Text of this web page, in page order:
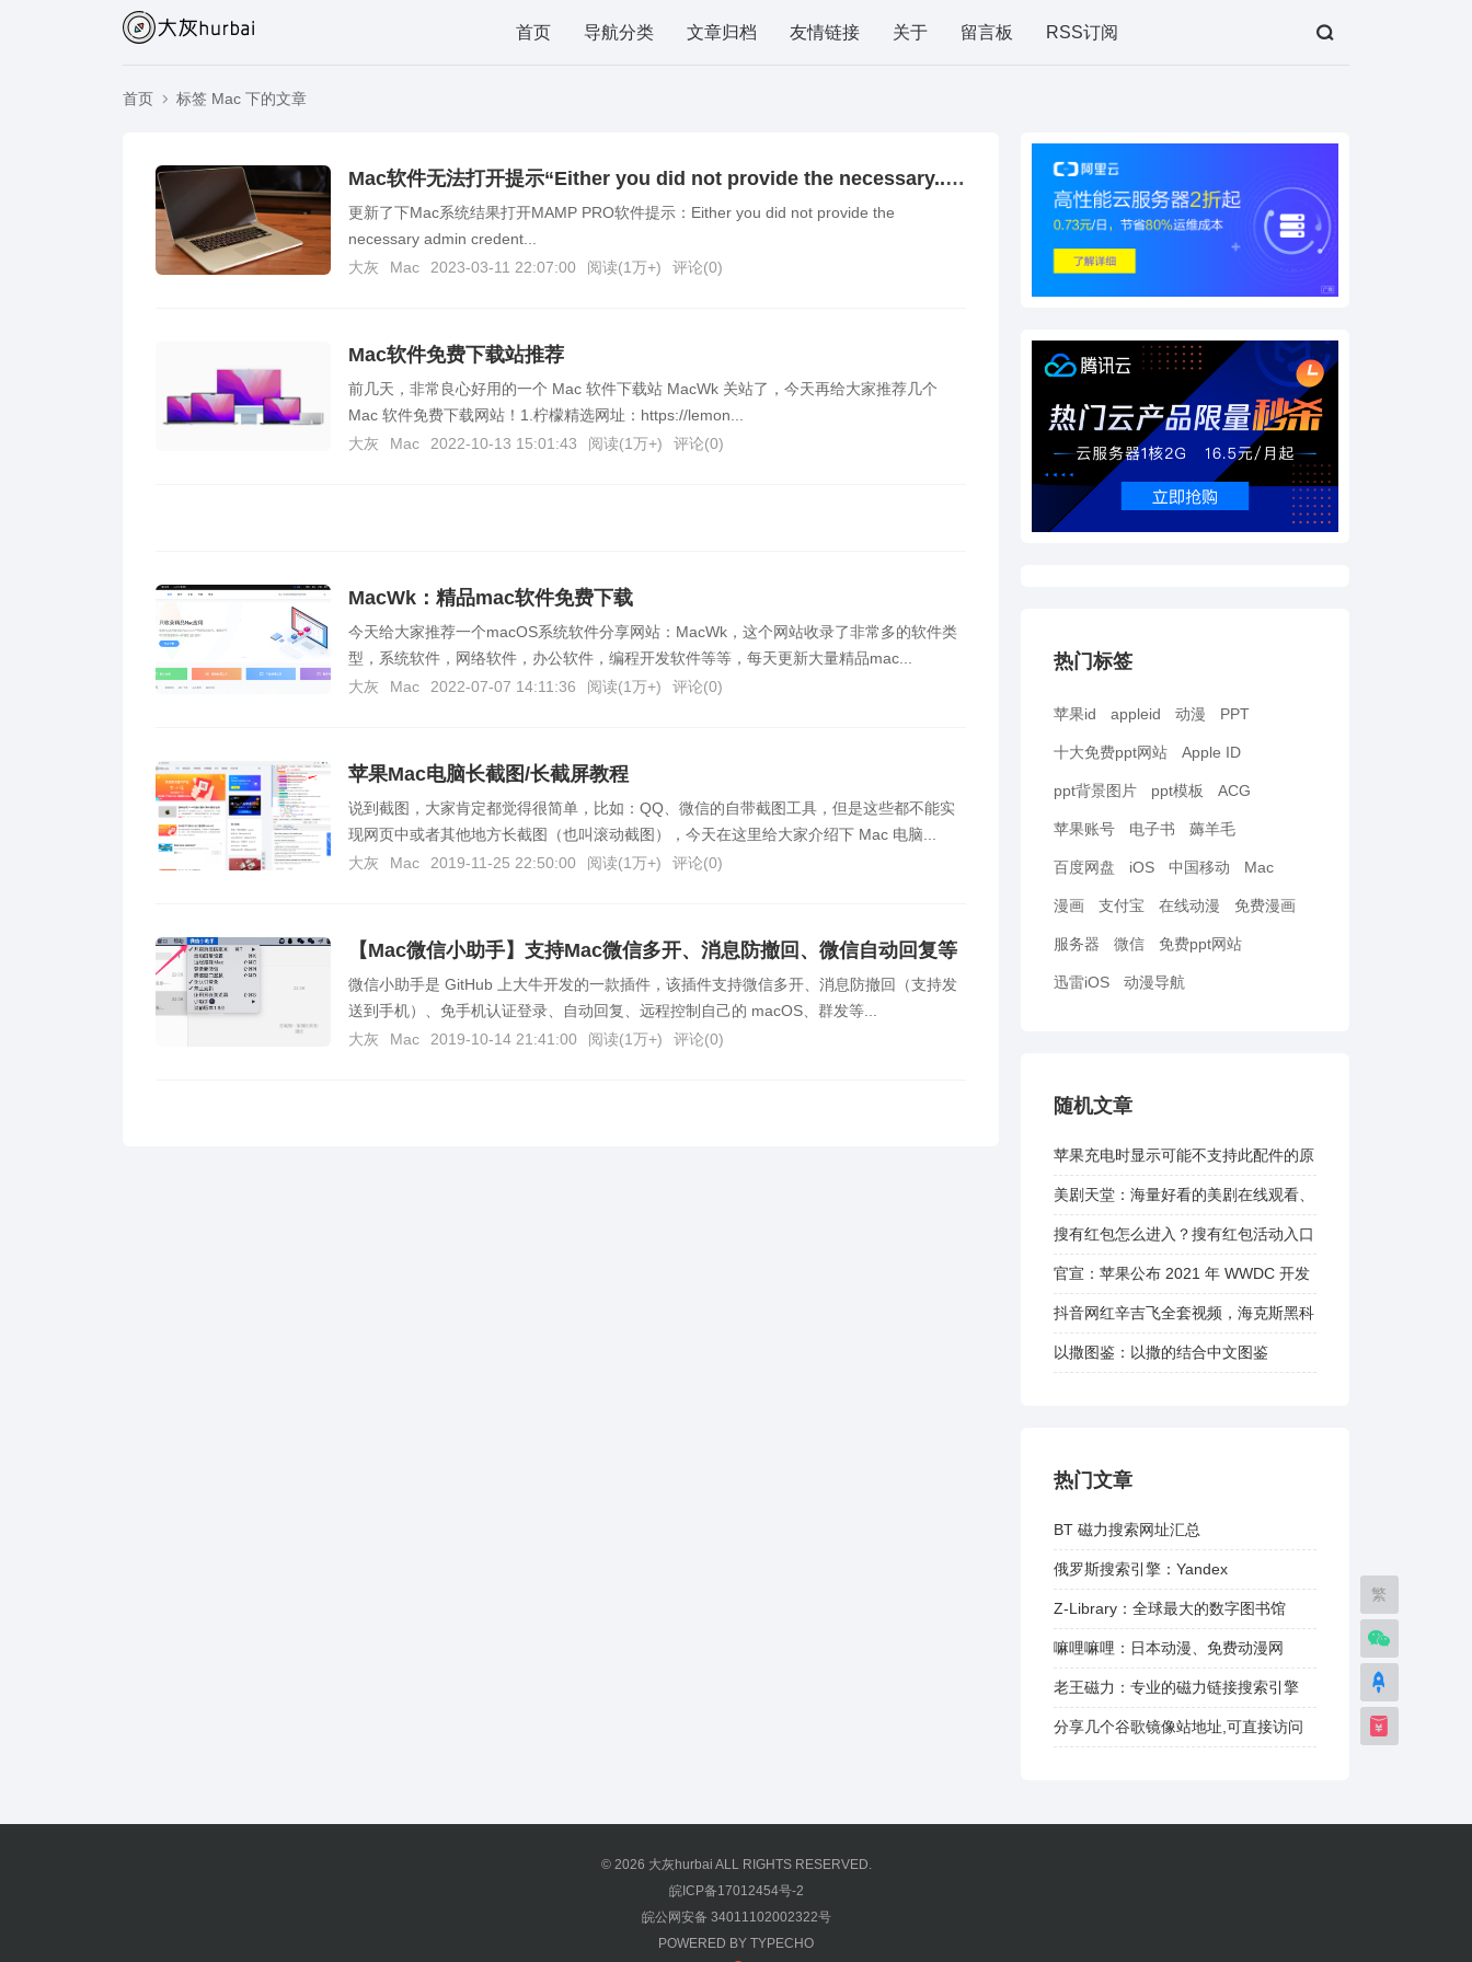
首页 导航分类 文章归档 友情链接 关于 留言板 RSS订阅
首页 标签 Mac 下的文章
Mac软件无法打开提示“Either you did not provide the necessary...”解决方法
更新了下Mac系统结果打开MAMP PRO软件提示：Either you did not provide the
necessary admin credent...
大灰
Mac 2023-03-11 22:07:00 阅读(1万+) 评论(0)
Mac软件免费下载站推荐
前几天，非常良心好用的一个 Mac 软件下载站 MacWk 关站了，今天再给大家推荐几个
Mac 软件免费下载网站！1.柠檬精选网址：https://lemon...
大灰
Mac 2022-10-13 15:01:43 阅读(1万+) 评论(0)
MacWk：精品mac软件免费下载
今天给大家推荐一个macOS系统软件分享网站：MacWk，这个网站收录了非常多的软件类
型，系统软件，网络软件，办公软件，编程开发软件等等，每天更新大量精品mac...
大灰
Mac 2022-07-07 14:11:36 阅读(1万+) 评论(0)
苹果Mac电脑长截图/长截屏教程
说到截图，大家肯定都觉得很简单，比如：QQ、微信的自带截图工具，但是这些都不能实
现网页中或者其他地方长截图（也叫滚动截图），今天在这里给大家介绍下 Mac 电脑...
大灰
Mac 2019-11-25 22:50:00 阅读(1万+) 评论(0)
【Mac微信小助手】支持Mac微信多开、消息防撤回、微信自动回复等
微信小助手是 GitHub 上大牛开发的一款插件，该插件支持微信多开、消息防撤回（支持发
送到手机）、免手机认证登录、自动回复、远程控制自己的 macOS、群发等...
大灰
Mac 2019-10-14 21:41:00 阅读(1万+) 评论(0)
热门标签
苹果id appleid 动漫 PPT
十大免费ppt网站 Apple ID
ppt背景图片 ppt模板 ACG
苹果账号 电子书 薅羊毛
百度网盘 iOS 中国移动 Mac
漫画 支付宝 在线动漫 免费漫画
服务器 微信 免费ppt网站
迅雷iOS 动漫导航
随机文章
苹果充电时显示可能不支持此配件的原
因及解决方法
美剧天堂：海量好看的美剧在线观看、
最新美剧下载
搜有红包怎么进入？搜有红包活动入口
官宣：苹果公布 2021 年 WWDC 开发
者大会时间
抖音网红辛吉飞全套视频，海克斯黑科
技
以撒图鉴：以撒的结合中文图鉴
热门文章
BT 磁力搜索网址汇总
俄罗斯搜索引擎：Yandex
Z-Library：全球最大的数字图书馆
嘛哩嘛哩：日本动漫、免费动漫网
老王磁力：专业的磁力链接搜索引擎
分享几个谷歌镜像站地址,可直接访问
© 2026 大灰hurbai ALL RIGHTS RESERVED.
皖ICP备17012454号-2
皖公网安备 34011102002322号
POWERED BY TYPECHO
繁